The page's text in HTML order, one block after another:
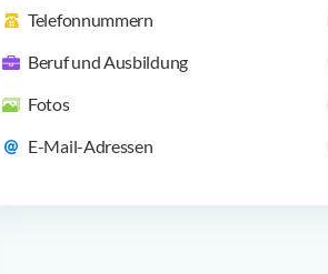
Telefonnummern
Beruf und Ausbildung
Fotos
E-Mail-Adressen